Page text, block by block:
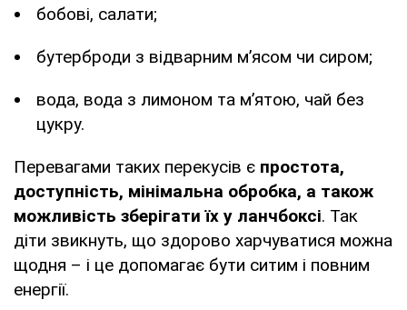
бобові, салати;
бутерброди з відварним м’ясом чи сиром;
вода, вода з лимоном та м’ятою, чай без
цукру.
Перевагами таких перекусів є простота,
доступність, мінімальна обробка, а також
можливість зберігати їх у ланчбоксі. Так
діти звикнуть, що здорово харчуватися можна
щодня – і це допомагає бути ситим і повним
енергії.